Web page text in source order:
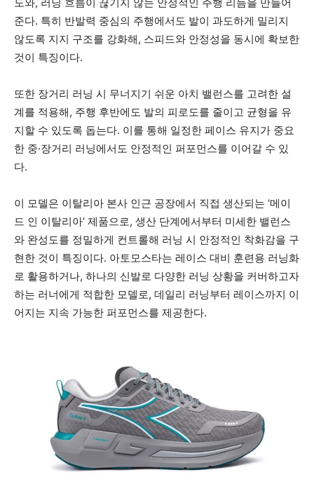
준다. 특히 반발력 중심의 주행에서도 발이 과도하게 밀리지
않도록 지지 구조를 강화해, 스피드와 안정성을 동시에 확보한
것이 특징이다.
또한 장거리 러닝 시 무너지기 쉬운 아치 밸런스를 고려한 설
계를 적용해, 주행 후반에도 발의 피로도를 줄이고 균형을 유
지할 수 있도록 돕는다. 이를 통해 일정한 페이스 유지가 중요
한 중·장거리 러닝에서도 안정적인 퍼포먼스를 이어갈 수 있
다.
이 모델은 이탈리아 본사 인근 공장에서 직접 생산되는 ‘메이
드 인 이탈리아’ 제품으로, 생산 단계에서부터 미세한 밸런스
와 완성도를 정밀하게 컨트롤해 러닝 시 안정적인 착화감을 구
현한 것이 특징이다. 아토모스타는 레이스 대비 훈련용 러닝화
로 활용하거나, 하나의 신발로 다양한 러닝 상황을 커버하고자
하는 러너에게 적합한 모델로, 데일리 러닝부터 레이스까지 이
어지는 지속 가능한 퍼포먼스를 제공한다.